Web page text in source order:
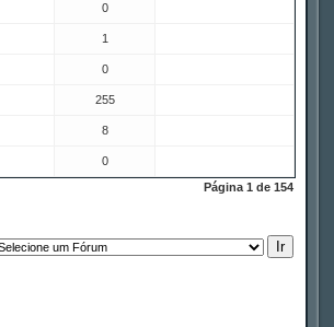
0
1
0
255
8
0
Página 1 de 154